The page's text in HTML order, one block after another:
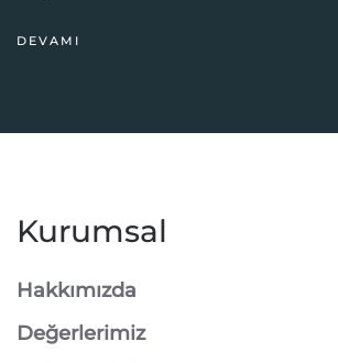
DEVAMI
Kurumsal
Hakkımızda
Değerlerimiz